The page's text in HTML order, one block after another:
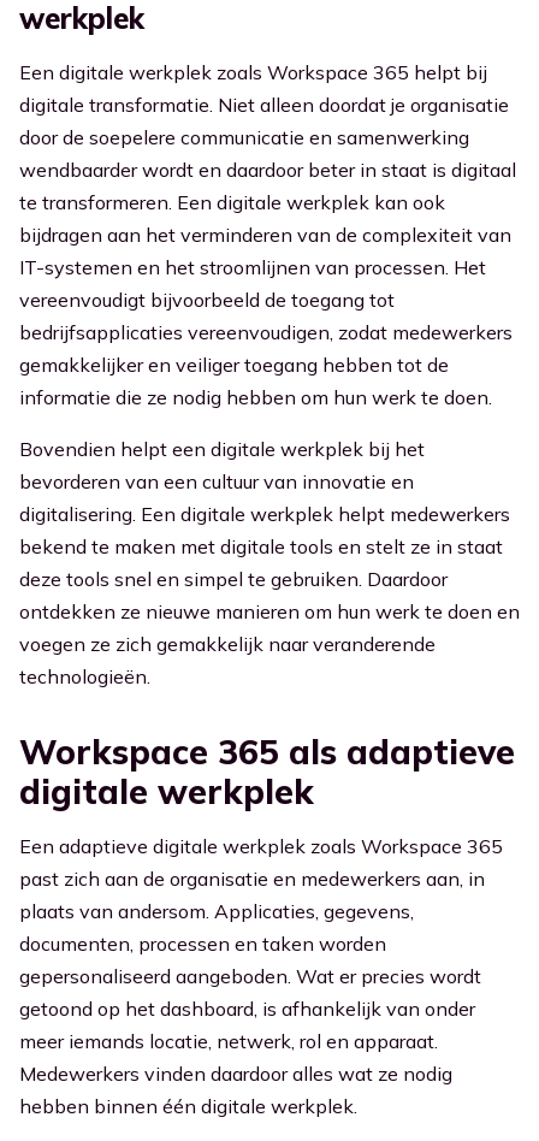
werkplek
Een digitale werkplek zoals Workspace 365 helpt bij
digitale transformatie. Niet alleen doordat je organisatie
door de soepelere communicatie en samenwerking
wendbaarder wordt en daardoor beter in staat is digitaal
te transformeren. Een digitale werkplek kan ook
bijdragen aan het verminderen van de complexiteit van
IT-systemen en het stroomlijnen van processen. Het
vereenvoudigt bijvoorbeeld de toegang tot
bedrijfsapplicaties vereenvoudigen, zodat medewerkers
gemakkelijker en veiliger toegang hebben tot de
informatie die ze nodig hebben om hun werk te doen.
Bovendien helpt een digitale werkplek bij het
bevorderen van een cultuur van innovatie en
digitalisering. Een digitale werkplek helpt medewerkers
bekend te maken met digitale tools en stelt ze in staat
deze tools snel en simpel te gebruiken. Daardoor
ontdekken ze nieuwe manieren om hun werk te doen en
voegen ze zich gemakkelijk naar veranderende
technologieën.
Workspace 365 als adaptieve
digitale werkplek
Een adaptieve digitale werkplek zoals Workspace 365
past zich aan de organisatie en medewerkers aan, in
plaats van andersom. Applicaties, gegevens,
documenten, processen en taken worden
gepersonaliseerd aangeboden. Wat er precies wordt
getoond op het dashboard, is afhankelijk van onder
meer iemands locatie, netwerk, rol en apparaat.
Medewerkers vinden daardoor alles wat ze nodig
hebben binnen één digitale werkplek.